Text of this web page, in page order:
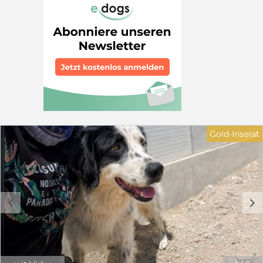
verschiedenen Würfen im Gelände des Fernsehsenders
von Patras ausgesetzt. Man hatte vorsorglich schon
Kameras aufgestellt, so dass die Person identifiziert und
zur Verantwortung gezogen werden konnte. Nun
suchen die Kleinen ein Zuhause. Update: Badu ist
adoptiert. ________________________________________
________________________________________ Fakten •
Geboren: ca. 01.04. 2026 • Erwartete Endgröße: ca. 50
cm, ca. 20-25kg • • Charakter: fröhlich, verspielt, gesund,
sehr menschenbezogen
Sie vor der Adoption und sind auch danach für Sie da.
In der Schutzgebühr enthalten: • Chip & EU-
Heimtierausweis • Alle Impfungen nach STIKO (inkl.
Zwingerhusten) mit DP Plus von Novibac Impfung mit
Pneumodog https://www.msd-
tiergesundheit.de/produkte/nobivac-dp-plus/ •
Giardienbehandlung, Entwurmung & Parasitenschutz
mit Bravecto oder Simparica trio, Panacur und
Metrovis Die anfallenden Kosten setzen sich wie folgt
zusammen: Transportkosten: 250 € Impfungen, Chip
und Ausstellung des Passes: 165 € Entwurmung,
Giardienbehandlung sowie Parasitenschutz: 75 €
c d
Gold-Inserat